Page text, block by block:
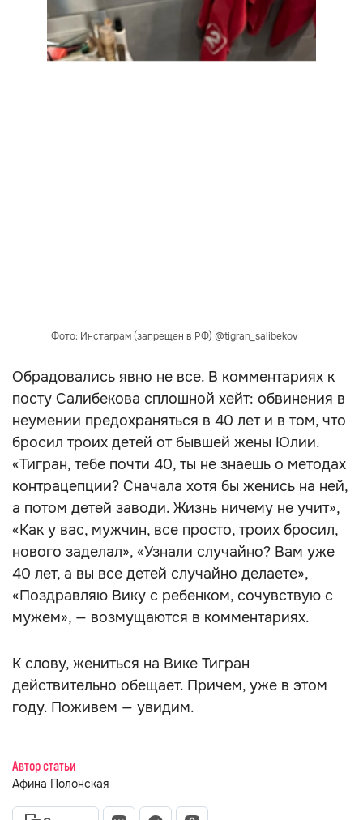
Фото: Инстаграм (запрещен в РФ) @tigran_salibekov
Обрадовались явно не все. В комментариях к
посту Салибекова сплошной хейт: обвинения в
неумении предохраняться в 40 лет и в том, что
бросил троих детей от бывшей жены Юлии.
«Тигран, тебе почти 40, ты не знаешь о методах
контрацепции? Сначала хотя бы женись на ней,
а потом детей заводи. Жизнь ничему не учит»,
«Как у вас, мужчин, все просто, троих бросил,
нового заделал», «Узнали случайно? Вам уже
40 лет, а вы все детей случайно делаете»,
«Поздравляю Вику с ребенком, сочувствую с
мужем», — возмущаются в комментариях.
К слову, жениться на Вике Тигран
действительно обещает. Причем, уже в этом
году. Поживем — увидим.
Автор статьи
Афина Полонская